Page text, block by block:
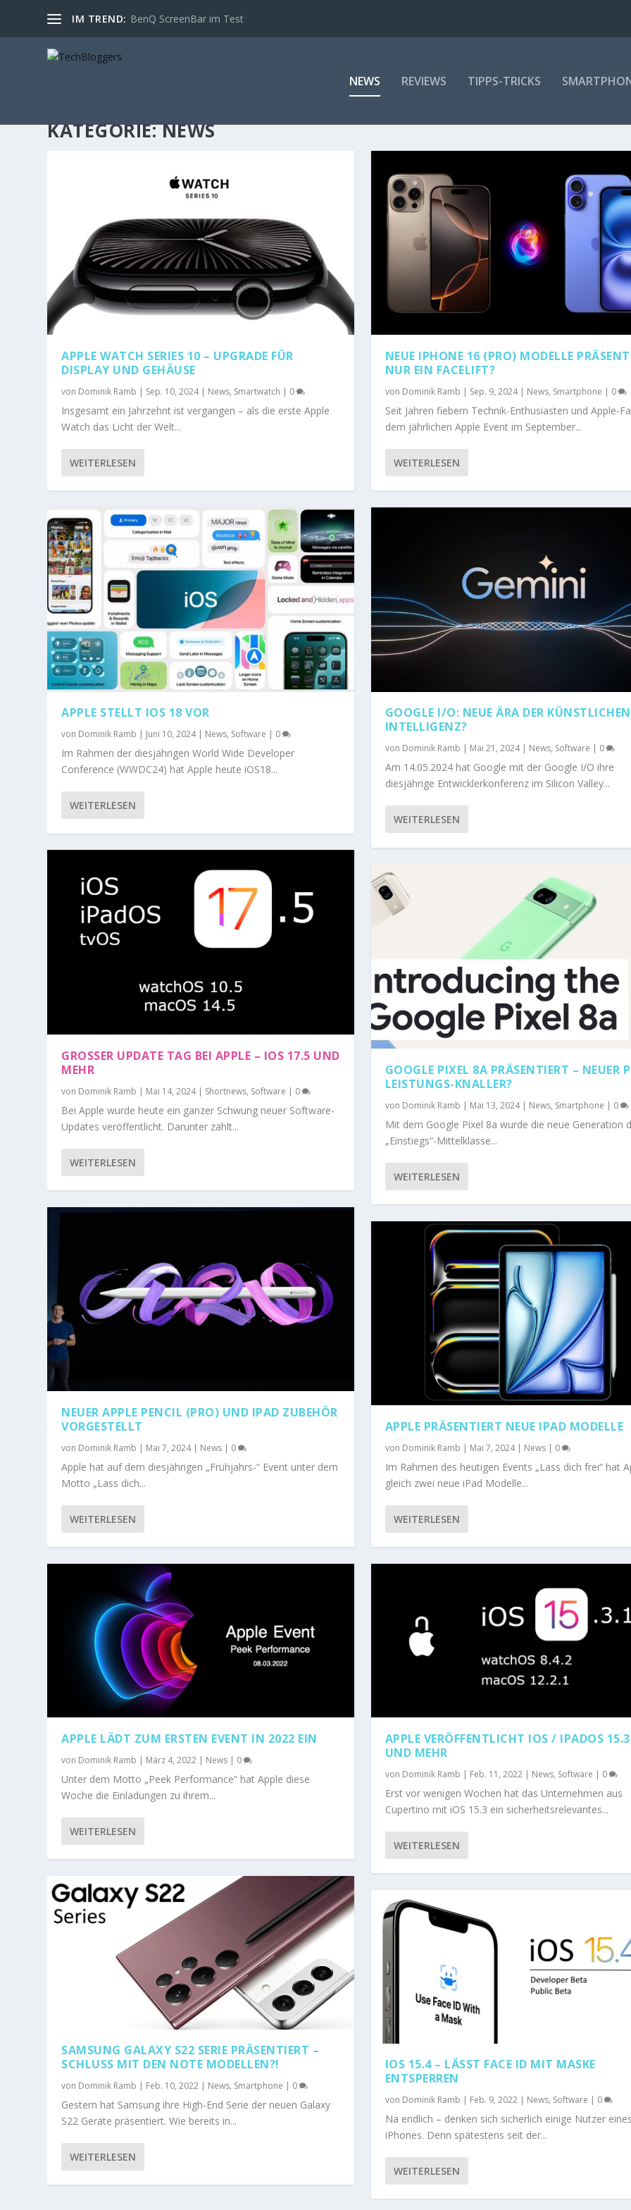
IM TREND: BenQ ScreenBar im Test
NEWS REVIEWS TIPPS-TRICKS
KATEGORIE:NEWS
APPLE WATCH SERIES 10 – UPGRADE FÜR
DISPLAY UND GEHÄUSE
von Dominik Ramb | Sep. 10, 2024| News, Smartwatch | 0
Insgesamt ein Jahrzehnt ist vergangen – als die erste Apple
Watch das Licht der Welt...
WEITERLESEN
APPLE STELLT IOS 18 VOR
von Dominik Ramb | Juni 10, 2024| News, Software | 0
Im Rahmen der diesjährigen World Wide Developer
Conference (WWDC24) hat Apple heute iOS18...
WEITERLESEN
GROSSER UPDATE TAG BEI APPLE – IOS 17.5 UND M
EHR
von Dominik Ramb | Mai 14, 2024| Shortnews, Software | 0
Bei Apple wurde heute ein ganzer Schwung neuer Software-
Updates veröffentlicht. Darunter zählt...
WEITERLESEN
NEUER APPLE PENCIL (PRO) UND IPAD ZUBEHÖR
VORGESTELLT
von Dominik Ramb | Mai 7, 2024| News | 0
Apple hat auf dem diesjährigen „Frühjahrs-“ Event unter dem
Motto „Lass dich...
WEITERLESEN
APPLE LÄDT ZUM ERSTEN EVENT IN 2022 EIN
von Dominik Ramb | März 4, 2022 | News | 0
Unter dem Motto „Peek Performance“ hat Apple diese
Woche die Einladungen zu ihrem...
WEITERLESEN
SAMSUNG GALAXY S22 SERIE PRÄSENTIERT –
SCHLUSS MIT DEN NOTE MODELLEN?!
von Dominik Ramb | Feb. 10, 2022 | News, Smartphone | 0
Gestern hat Samsung ihre High-End Serie der neuen Galaxy
S22 Geräte präsentiert. Wie bereits in...
WEITERLESEN
NEUE IPHONE 16 (PRO) MODELLE
NUR EIN FACELIFT?
von Dominik Ramb | Sep. 9, 2024| News, Smartphone | 0
Seit Jahren fiebern Technik-Enthusiasten und Apple-
dem jährlichen Apple Event im September...
WEITERLESEN
GOOGLE I/O: NEUE ÄRA DER KÜNSTLICHEN
INTELLIGENZ?
von Dominik Ramb | Mai 21, 2024| News, Software | 0
Am 14.05.2024 hat Google mit der Google I/O ihre
diesjährige Entwicklerkonferenz im Silicon Valley...
WEITERLESEN
GOOGLE PIXEL 8A PRÄSENTIERT – NEUER
LEISTUNGS-KNALLER?
von Dominik Ramb | Mai 13, 2024| News, Smartphone | 0
Mit dem Google Pixel 8a wurde die neue Generation
„Einstiegs“-Mittelklasse...
WEITERLESEN
APPLE PRÄSENTIERT NEUE IPAD MODELLE
von Dominik Ramb | Mai 7, 2024| News| 0
Im Rahmen des heutigen Events „Lass dich frei“ hat
gleich zwei neue iPad Modelle...
WEITERLESEN
APPLE VERÖFFENTLICHT IOS / IPADOS
UND MEHR
von Dominik Ramb | Feb. 11, 2022| News, Software | 0
Erst vor wenigen Wochen hat das Unternehmen aus
Cupertino mit iOS 15.3 ein sicherheitsrelevantes...
WEITERLESEN
IOS 15.4 – LÄSST FACE ID MIT MASKE
ENTSPERREN
von Dominik Ramb | Feb. 9, 2022| News, Software | 0
Na endlich – denken sich sicherlich einige Nutzer
iPhones. Denn spätestens seit der...
WEITERLESEN